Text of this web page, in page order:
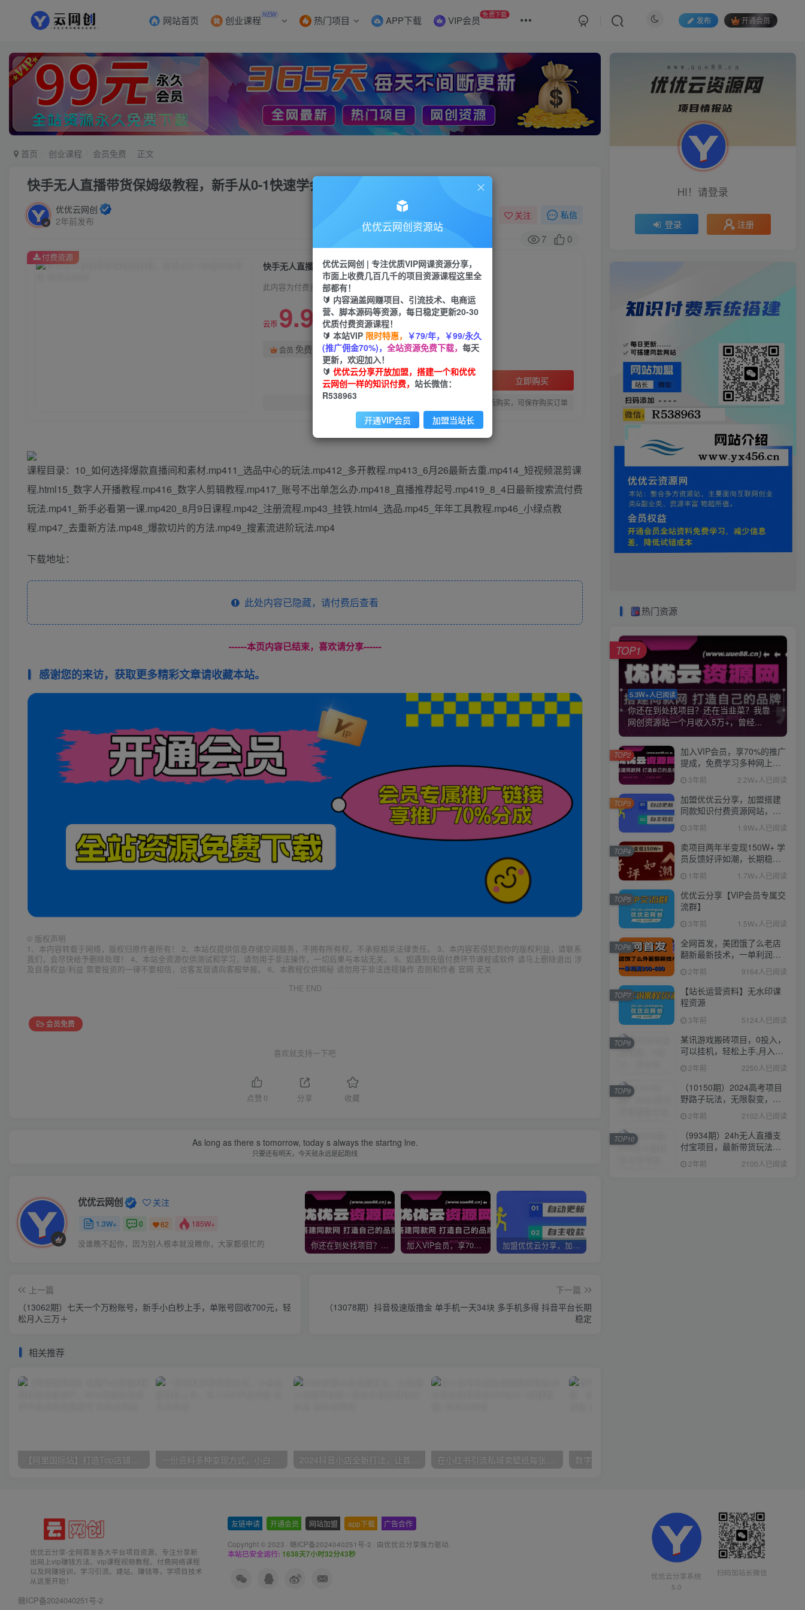
网站首页 创业课程 NEW 热门项目 APP下载 VIP会员 免费下载
发布 开通会员
首页 创业课程 会员免费 正文
快手无人直播带货保姆级教程，新手从0-1快速学会带货
优优云网创
2年前发布
关注 私信
7 0
快手无人直播带货保姆级教程，新手从0-1快速学会带货
此内容为付费资源，请付费后查看
云币 9.9 限时特惠
云币99
会员 免费
立即购买
您当前未登录！建议登陆后购买，可保存购买订单
付费资源
课程目录：10_如何选择爆款直播间和素材.mp411_选品中心的玩法.mp412_多开教程.mp413_6月26最新去重.mp414_短视频混剪课
程.html15_数字人开播教程.mp416_数字人剪辑教程.mp417_账号不出单怎么办.mp418_直播推荐起号.mp419_8_4日最新搜索流付费
玩法.mp41_新手必看第一课.mp420_8月9日课程.mp42_注册流程.mp43_挂铁.html4_选品.mp45_年年工具教程.mp46_小绿点教
程.mp47_去重新方法.mp48_爆款切片的方法.mp49_搜素流进阶玩法.mp4
下载地址：
此处内容已隐藏，请付费后查看
------本页内容已结束，喜欢请分享------
感谢您的来访，获取更多精彩文章请收藏本站。
© 版权声明
1、本内容转载于网络，版权归原作者所有！ 2、本站仅提供信息存储空间服务，不拥有所有权，不承担相关法律责任。 3、本内容若侵犯到你的版权利益，请联系
我们，会尽快给予删除处理！ 4、本站全资源仅供测试和学习，请勿用于非法操作，一切后果与本站无关。 5、如遇到充值付费环节课程或软件 请马上删除退出 涉
及自身权益/利益 需要投资的一律不要相信，访客发现请向客服举报。 6、本教程仅供揭秘 请勿用于非法违规操作 否则和作者 官网 无关
THE END
会员免费
喜欢就支持一下吧
点赞 0 分享 收藏
As long as there s tomorrow, today s always the startng lne.
只要还有明天，今天就永远是起跑线
优优云网创 关注
1.3W+ 0 62 185W+
没谁瞧不起你，因为别人根本就没瞧你，大家都很忙的 你还在到处找项目？还在当韭菜？我靠网创资源站一个月收入5万+，曾经我也是个失败者。 加入VIP会员，享70%的推广提成，免费学习多种网上创业课程，菜鸟秒变大神！ 加盟优优云分享，加盟搭建同款知识付费资源网站，实现长期稳定被动收入~
上一篇
（13062期）七天一个万粉账号，新手小白秒上手，单账号回收700元，轻
松月入三万＋
下一篇
（13078期）抖音极速版撸金 单手机一天34块 多手机多得 抖音平台长期
稳定
相关推荐
【阿里国际站】打造Top店铺&获得优质询盘客户，​95%的国际站讲师不会说的运营技巧 一份资料多种变现方式，小白也能轻松上手，日入800不是问题 2024抖音小店全新打法，让普通人也能学会做一家长久稳定赚钱的抖店 在小红书引流私域卖壁纸每张29元单日最高卖出200张(0-1搭建教程)
HI！请登录
登录 注册
热门资源
5.3W+人已阅读
你还在到处找项目？还在当韭菜？我靠
网创资源站一个月收入5万+，曾经...
TOP1
加入VIP会员，享70%的推广
提成，免费学习多种网上创
业课程，菜鸟秒变大神！
3年前 2.2W+人已阅读
TOP2
加盟优优云分享，加盟搭建
同款知识付费资源网站，实
现长期稳定被动收入~
3年前 1.9W+人已阅读
TOP3
卖项目两年半变现150W+ 学
员反馈好评如潮，长期稳定
变现，可以一直干到老！
1年前 1.7W+人已阅读
TOP4
优优云分享【VIP会员专属交
流群】
3年前 1.5W+人已阅读
TOP5
全网首发，美团饿了么老店
翻新最新技术，一单利润
300-600
2年前 9164人已阅读
TOP6
【站长运营资料】无水印课
程资源
3年前 5124人已阅读
TOP7
某讯游戏搬砖项目，0投入，
可以挂机，轻松上手,月入
3000+上不封顶
2年前 2250人已阅读
TOP8
（10150期）2024高考项目
野路子玩法，无限裂变，最
高一天1W＋！
2年前 2102人已阅读
TOP9
（9934期）24h无人直播支
付宝项目，最新带货玩法，
纯躺赚实测日入500+
2年前 2100人已阅读
TOP10
优优云分享-全网首发各大平台项目资源、专注分享新
出网上vip赚钱方法、vip课程视频教程、付费网络课程
以及网赚培训，学习引流、建站、赚钱等，学项目技术
从这里开始！
友链申请 开通会员 网站加盟 app下载 广告合作
Copyright © 2023 · 赣ICP备2024040251号-2 · 由优优云分享强力驱动.
本站已安全运行: 1638天7小时32分44秒
优优云分享系统
5.0
扫码加站长微信
赣ICP备2024040251号-2
优优云网创资源站
优优云网创 | 专注优质VIP网课资源分享，
市面上收费几百几千的项目资源课程这里全
部都有！
🔰 内容涵盖网赚项目、引流技术、电商运
营、脚本源码等资源，每日稳定更新20-30
优质付费资源课程！
🔰 本站VIP 限时特惠， ￥79/年，￥99/永久
(推广佣金70%)， 全站资源免费下载， 每天
更新，欢迎加入！
🔰 优优云分享开放加盟，搭建一个和优优
云网创一样的知识付费， 站长微信：
R538963
开通VIP会员 加盟当站长